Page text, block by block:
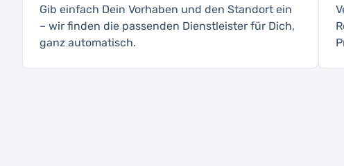
Gib einfach Dein Vorhaben und den Standort ein
– wir finden die passenden Dienstleister für Dich,
ganz automatisch.